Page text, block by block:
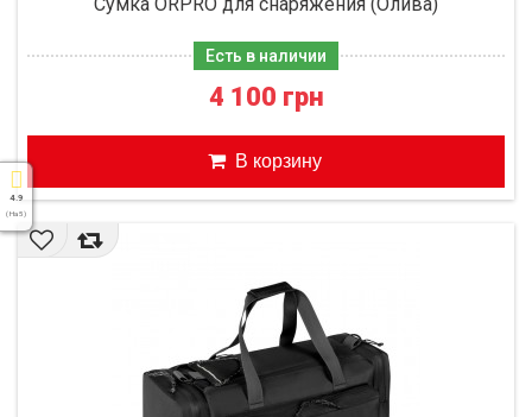
Есть в наличии
4 100 грн
В корзину
4.9
( На 5 )